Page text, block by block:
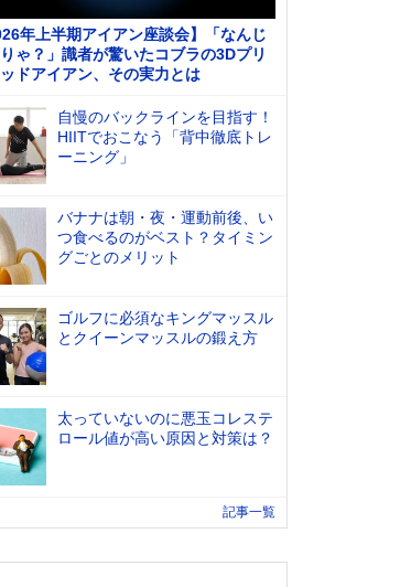
年上半期アイアン座談会】「なんじ
ゃ？」識者が驚いたコブラの3Dプリ
ドアイアン、その実力とは
自慢のバックラインを目指す！
HIITでおこなう「背中徹底トレ
ーニング」
バナナは朝・夜・運動前後、い
つ食べるのがベスト？タイミン
グごとのメリット
ゴルフに必須なキングマッスル
とクイーンマッスルの鍛え方
太っていないのに悪玉コレステ
ロール値が高い原因と対策は？
記事一覧